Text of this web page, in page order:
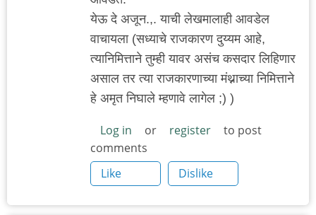
येऊ दे अजून.,. याची लेखमालाही आवडेल
वाचायला (सध्याचे राजकारण दुय्यम आहे,
त्यानिमित्ताने तुम्ही यावर असंच कसदार लिहिणार
असाल तर त्या राजकारणाच्या मंथ्नाच्या निमित्ताने
हे अमृत निघाले म्हणावे लागेल ;) )
Log in or register
to post
comments
Like
Dislike